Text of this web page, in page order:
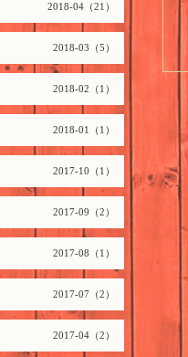
2018-04（21）
2018-03（5）
2018-02（1）
2018-01（1）
2017-10（1）
2017-09（2）
2017-08（1）
2017-07（2）
2017-04（2）